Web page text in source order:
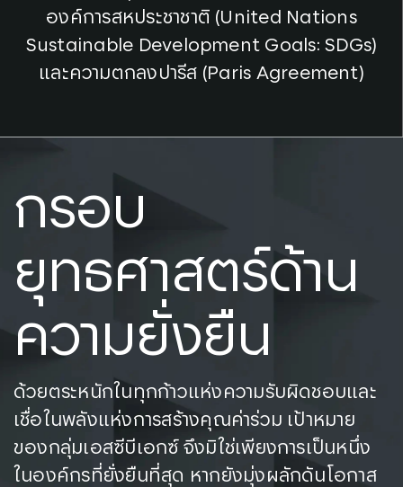
องค์การสหประชาชาติ (United Nations
Sustainable Development Goals: SDGs)
และความตกลงปารีส (Paris Agreement)
กรอบ
ยุทธศาสตร์ด้าน
ความยั่งยืน
ด้วยตระหนักในทุกก้าวแห่งความรับผิดชอบและ
เชื่อในพลังแห่งการสร้างคุณค่าร่วม เป้าหมาย
ของกลุ่มเอสซีบีเอกซ์ จึงมิใช่เพียงการเป็นหนึ่ง
ในองค์กรที่ยั่งยืนที่สุด หากยังมุ่งผลักดันโอกาส